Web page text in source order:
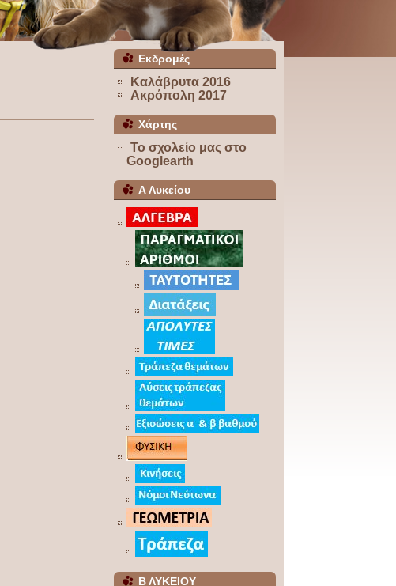
Εκδρομές
Καλάβρυτα 2016
Ακρόπολη 2017
Χάρτης
Το σχολείο μας στο
Googlearth
Α Λυκείου
Β ΛΥΚΕΙΟΥ